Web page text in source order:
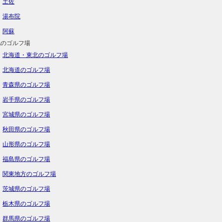
湯布院
阿蘇
ゴルフ場
北海道・東北のゴルフ場
北海道のゴルフ場
青森県のゴルフ場
岩手県のゴルフ場
宮城県のゴルフ場
秋田県のゴルフ場
山形県のゴルフ場
福島県のゴルフ場
関東地方のゴルフ場
茨城県のゴルフ場
栃木県のゴルフ場
群馬県のゴルフ場